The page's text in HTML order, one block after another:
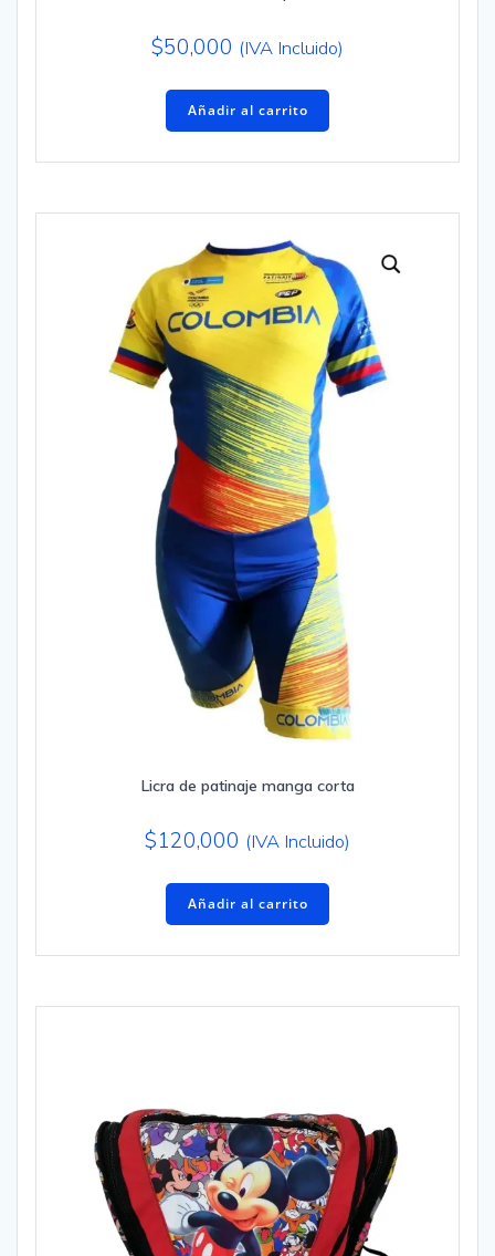
$50,000 (IVA Incluido)
Añadir al carrito
Licra de patinaje manga corta
$120,000 (IVA Incluido)
Añadir al carrito